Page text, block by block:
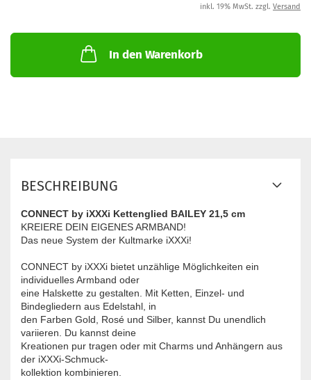
inkl. 19% MwSt. zzgl. Versand
In den Warenkorb
BESCHREIBUNG
CONNECT by iXXXi Kettenglied BAILEY 21,5 cm
KREIERE DEIN EIGENES ARMBAND!
Das neue System der Kultmarke iXXXi!
CONNECT by iXXXi bietet unzählige Möglichkeiten ein
individuelles Armband oder
eine Halskette zu gestalten. Mit Ketten, Einzel- und
Bindegliedern aus Edelstahl, in
den Farben Gold, Rosé und Silber, kannst Du unendlich
variieren. Du kannst deine
Kreationen pur tragen oder mit Charms und Anhängern aus
der iXXXi-Schmuck-
kollektion kombinieren.